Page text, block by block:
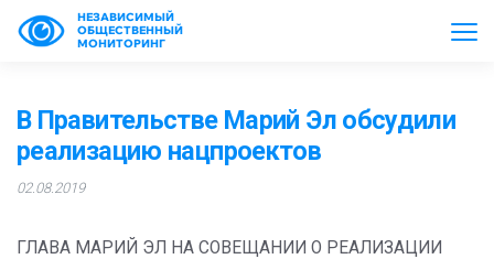
НЕЗАВИСИМЫЙ
ОБЩЕСТВЕННЫЙ
МОНИТОРИНГ
В Правительстве Марий Эл обсудили
реализацию нацпроектов
02.08.2019
ГЛАВА МАРИЙ ЭЛ НА СОВЕЩАНИИ О РЕАЛИЗАЦИИ